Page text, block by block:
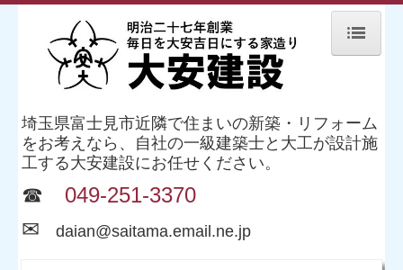
ホーム
初めての方へご挨拶
家づくりの流れ
家づくりのこだわり
家づくり勉強会
埼玉県富士見市近隣で住まいの新築・リフォーム
をお考えなら、自社の一級建築士と大工が設計施
工する大安建設にお任せください。
☎ 049-251-3370
✉ daian@saitama.email.ne.jp